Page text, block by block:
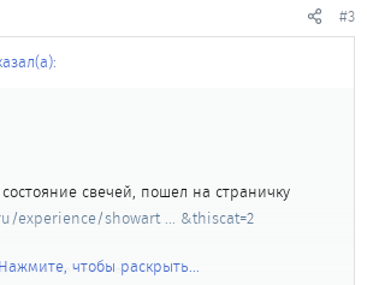
#3
свечей, пошел на страничку
experience/showart ... &thiscat=2
пара вопросов:
Нажмите, чтобы раскрыть...